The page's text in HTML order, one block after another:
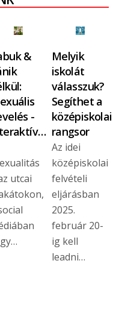
&
-
utcai
Melyik
iskolát
válasszuk?
Segíthet a
középiskolai
rangsor
Az idei
középiskolai
felvételi
eljárásban
2025.
február 20-
ig kell
leadni…